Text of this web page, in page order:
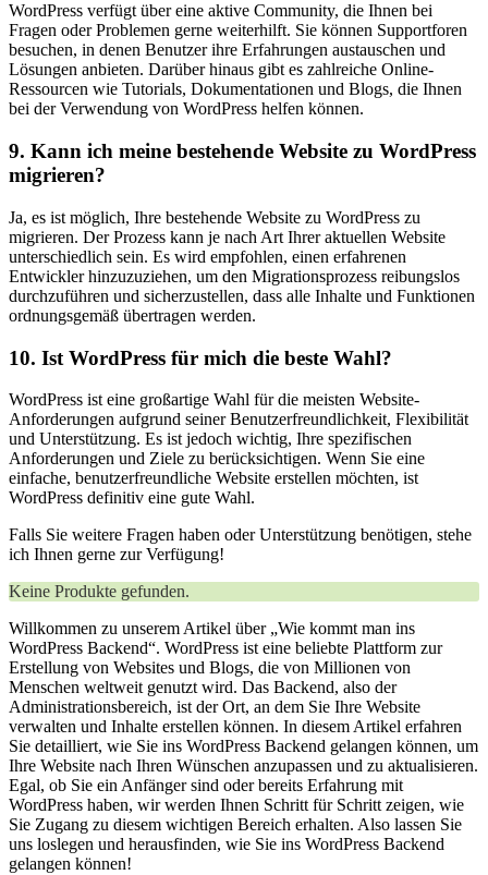
WordPress verfügt über eine aktive Community, die Ihnen bei
Fragen oder Problemen gerne weiterhilft. Sie können Supportforen
besuchen, in denen Benutzer ihre Erfahrungen austauschen und
Lösungen anbieten. Darüber hinaus gibt es zahlreiche Online-
Ressourcen wie Tutorials, Dokumentationen und Blogs, die Ihnen
bei der Verwendung von WordPress helfen können.
9. Kann ich meine bestehende Website zu WordPress
migrieren?
Ja, es ist möglich, Ihre bestehende Website zu WordPress zu
migrieren. Der Prozess kann je nach Art Ihrer aktuellen Website
unterschiedlich sein. Es wird empfohlen, einen erfahrenen
Entwickler hinzuzuziehen, um den Migrationsprozess reibungslos
durchzuführen und sicherzustellen, dass alle Inhalte und Funktionen
ordnungsgemäß übertragen werden.
10. Ist WordPress für mich die beste Wahl?
WordPress ist eine großartige Wahl für die meisten Website-
Anforderungen aufgrund seiner Benutzerfreundlichkeit, Flexibilität
und Unterstützung. Es ist jedoch wichtig, Ihre spezifischen
Anforderungen und Ziele zu berücksichtigen. Wenn Sie eine
einfache, benutzerfreundliche Website erstellen möchten, ist
WordPress definitiv eine gute Wahl.
Falls Sie weitere Fragen haben oder Unterstützung benötigen, stehe
ich Ihnen gerne zur Verfügung!
Keine Produkte gefunden.
Willkommen zu unserem Artikel über „Wie kommt man ins
WordPress Backend“. WordPress ist eine beliebte Plattform zur
Erstellung von Websites und Blogs, die von Millionen von
Menschen weltweit genutzt wird. Das Backend, also der
Administrationsbereich, ist der Ort, an dem Sie Ihre Website
verwalten und Inhalte erstellen können. In diesem Artikel erfahren
Sie detailliert, wie Sie ins WordPress Backend gelangen können, um
Ihre Website nach Ihren Wünschen anzupassen und zu aktualisieren.
Egal, ob Sie ein Anfänger sind oder bereits Erfahrung mit
WordPress haben, wir werden Ihnen Schritt für Schritt zeigen, wie
Sie Zugang zu diesem wichtigen Bereich erhalten. Also lassen Sie
uns loslegen und herausfinden, wie Sie ins WordPress Backend
gelangen können!